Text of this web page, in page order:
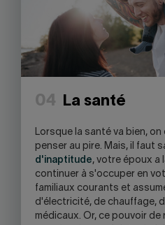
04 La santé
Lorsque la santé va bien,
penser au pire. Mais, il faut
d'inaptitude, votre époux a
continuer à s'occuper en
familiaux courants et
d'électricité, de chauffage,
médicaux. Or, ce pouvoir